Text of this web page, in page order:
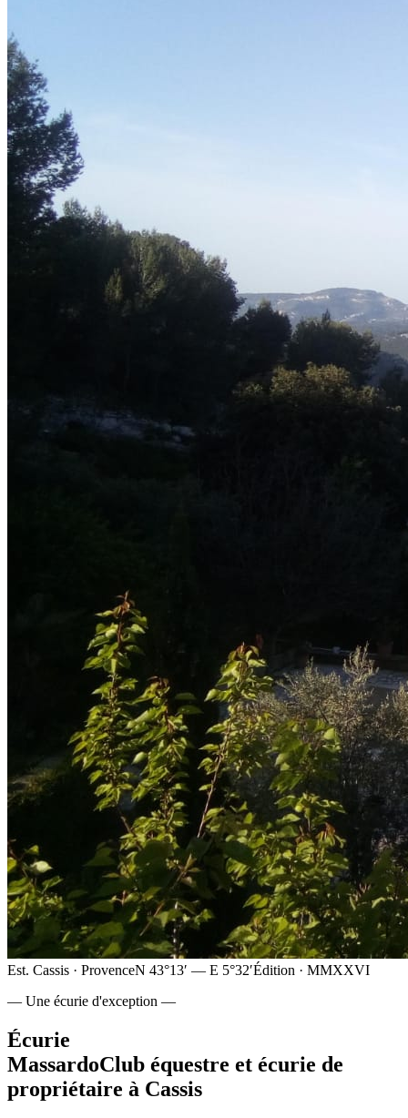
Est. Cassis · ProvenceN 43°13′ — E 5°32′Édition · MMXXVI
— Une écurie d'exception —
Écurie
MassardoClub équestre et écurie de
propriétaire à Cassis